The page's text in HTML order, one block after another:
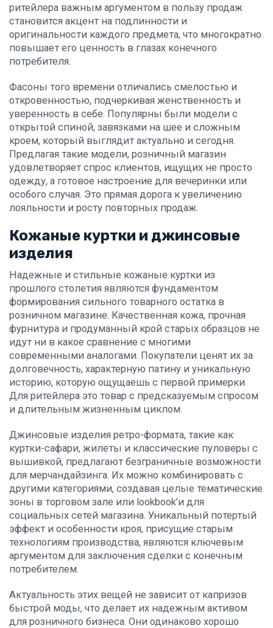
ритейлера важным аргументом в пользу продаж
становится акцент на подлинности и
оригинальности каждого предмета, что многократно
повышает его ценность в глазах конечного
потребителя.
Фасоны того времени отличались смелостью и
откровенностью, подчеркивая женственность и
уверенность в себе. Популярны были модели с
открытой спиной, завязками на шее и сложным
кроем, который выглядит актуально и сегодня.
Предлагая такие модели, розничный магазин
удовлетворяет спрос клиентов, ищущих не просто
одежду, а готовое настроение для вечеринки или
особого случая. Это прямая дорога к увеличению
лояльности и росту повторных продаж.
Кожаные куртки и джинсовые
изделия
Надежные и стильные кожаные куртки из
прошлого столетия являются фундаментом
формирования сильного товарного остатка в
розничном магазине. Качественная кожа, прочная
фурнитура и продуманный крой старых образцов не
идут ни в какое сравнение с многими
современными аналогами. Покупатели ценят их за
долговечность, характерную патину и уникальную
историю, которую ощущаешь с первой примерки.
Для ритейлера это товар с предсказуемым спросом
и длительным жизненным циклом.
Джинсовые изделия ретро-формата, такие как
куртки-сафари, жилеты и классические пуловеры с
вышивкой, предлагают безграничные возможности
для мерчандайзинга. Их можно комбинировать с
другими категориями, создавая целые тематические
зоны в торговом зале или lookbook’и для
социальных сетей магазина. Уникальный потертый
эффект и особенности кроя, присущие старым
технологиям производства, являются ключевым
аргументом для заключения сделки с конечным
потребителем.
Актуальность этих вещей не зависит от капризов
быстрой моды, что делает их надежным активом
для розничного бизнеса. Они одинаково хорошо